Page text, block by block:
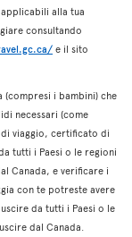
alla tua
consultando
e il sito
(compresi i bambini) che
necessari (come
viaggio, certificato di
tutti i Paesi o le regioni
Canada, e verificare i
con te potreste avere
da tutti i Paesi o le
dal Canada.